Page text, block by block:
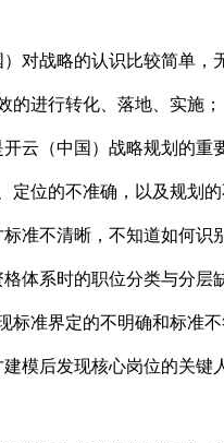
）对战略的认识比较简单
的进行转化、落地、实施；
开云（中国）战略规划的
定位的不准确，以及规划的
准不清晰，不知道如何识
体系时的职位分类与分
标准界定的不明确和标准
建模后发现核心岗位的关